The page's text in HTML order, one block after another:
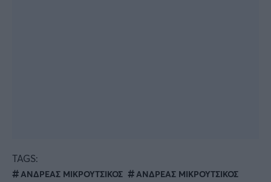
TAGS:
ΑΝΔΡΕΑΣ ΜΙΚΡΟΥΤΣΙΚΟΣ
ΑΝΔΡΕΑΣ ΜΙΚΡΟΥΤΣΙΚΟΣ